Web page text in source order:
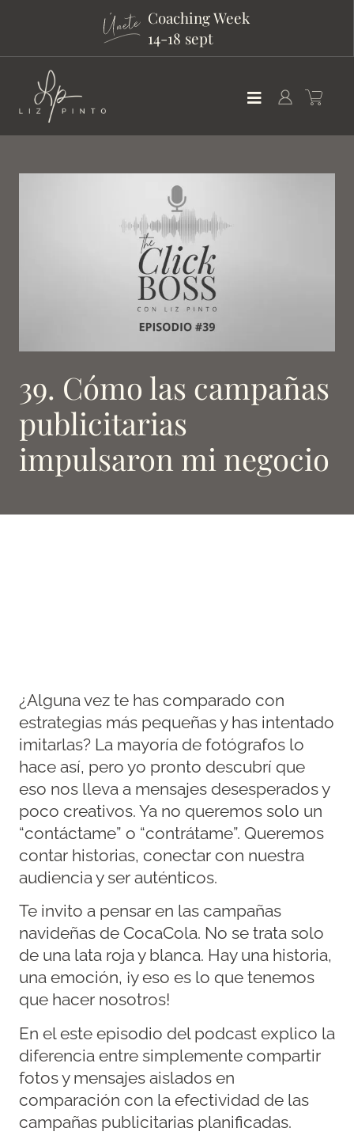
Coaching Week
14-18 sept
39. Cómo las campañas
publicitarias
impulsaron mi negocio
¿Alguna vez te has comparado con
estrategias más pequeñas y has intentado
imitarlas? La mayoría de fotógrafos lo
hace así, pero yo pronto descubrí que
eso nos lleva a mensajes desesperados y
poco creativos. Ya no queremos solo un
“contáctame” o “contrátame”. Queremos
contar historias, conectar con nuestra
audiencia y ser auténticos.
Te invito a pensar en las campañas
navideñas de CocaCola. No se trata solo
de una lata roja y blanca. Hay una historia,
una emoción, ¡y eso es lo que tenemos
que hacer nosotros!
En el este episodio del podcast explico la
diferencia entre simplemente compartir
fotos y mensajes aislados en
comparación con la efectividad de las
campañas publicitarias planificadas.